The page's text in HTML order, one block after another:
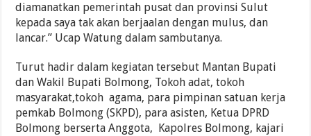
diamanatkan pemerintah pusat dan provinsi Sulut
kepada saya tak akan berjaalan dengan mulus, dan
lancar.” Ucap Watung dalam sambutanya.
Turut hadir dalam kegiatan tersebut Mantan Bupati
dan Wakil Bupati Bolmong, Tokoh adat, tokoh
masyarakat,tokoh agama, para pimpinan satuan kerja
pemkab Bolmong (SKPD), para asisten, Ketua DPRD
Bolmong berserta Anggota, Kapolres Bolmong, kajari